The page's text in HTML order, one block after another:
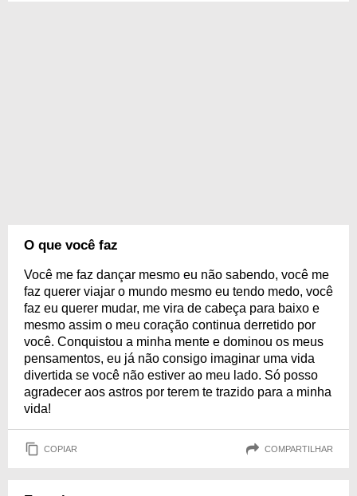
O que você faz
Você me faz dançar mesmo eu não sabendo, você me
faz querer viajar o mundo mesmo eu tendo medo, você
faz eu querer mudar, me vira de cabeça para baixo e
mesmo assim o meu coração continua derretido por
você. Conquistou a minha mente e dominou os meus
pensamentos, eu já não consigo imaginar uma vida
divertida se você não estiver ao meu lado. Só posso
agradecer aos astros por terem te trazido para a minha
vida!
COPIAR COMPARTILHAR